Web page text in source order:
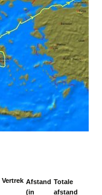
Vertrek Afstand
(in
Totale
afstand